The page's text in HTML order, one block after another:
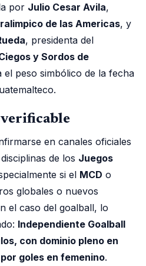
por Julio Cesar Avila,
de las Americas, y
, presidenta del
y Sordos de
el peso simbólico de la fecha
en canales oficiales
de los Juegos
si el MCD o
globales o nuevos
el caso del goalball, lo
Independiente Goalball
con dominio pleno en
goles en femenino.